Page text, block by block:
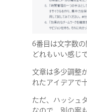
6番目は文字数の
どれもいい感じで
文章は多少調整
れたアイデアで
ただ、ハッシュ
なので、別の案